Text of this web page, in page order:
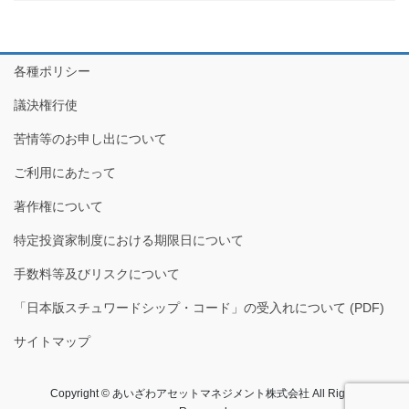
各種ポリシー
議決権行使
苦情等のお申し出について
ご利用にあたって
著作権について
特定投資家制度における期限日について
手数料等及びリスクについて
「日本版スチュワードシップ・コード」の受入れについて (PDF)
サイトマップ
Copyright © あいざわアセットマネジメント株式会社​ All Rights